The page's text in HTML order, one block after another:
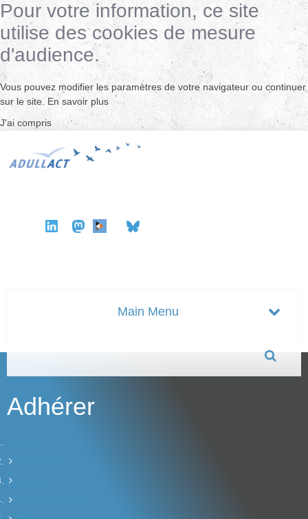
Pour votre information, ce site
utilise des cookies de mesure
d'audience.
Vous pouvez modifier les paramètres de votre navigateur ou continuer
sur le site. En savoir plus
J'ai compris
Adhérer